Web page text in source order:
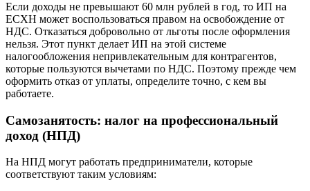
Если доходы не превышают 60 млн рублей в год, то ИП на
ЕСХН может воспользоваться правом на освобождение от
НДС. Отказаться добровольно от льготы после оформления
нельзя. Этот пункт делает ИП на этой системе
налогообложения непривлекательным для контрагентов,
которые пользуются вычетами по НДС. Поэтому прежде чем
оформить отказ от уплаты, определите точно, с кем вы
работаете.
Самозанятость: налог на профессиональный
доход (НПД)
На НПД могут работать предприниматели, которые
соответствуют таким условиям: